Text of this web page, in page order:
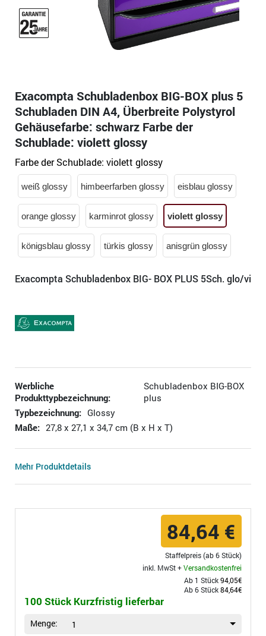
Exacompta Schubladenbox BIG-BOX plus 5
Schubladen DIN A4, Überbreite Polystyrol
Gehäusefarbe: schwarz Farbe der
Schublade: violett glossy
Farbe der Schublade: violett glossy
weiß glossy himbeerfarben glossy eisblau glossy
orange glossy karminrot glossy violett glossy
königsblau glossy türkis glossy anisgrün glossy
Exacompta Schubladenbox BIG- BOX PLUS 5Sch. glo/vi
Werbliche
Produkttypbezeichnung:
Schubladenbox BIG-BOX
plus
Typbezeichnung: Glossy
Maße: 27,8 x 27,1 x 34,7 cm (B x H x T)
Mehr Produktdetails
84,64 €
Staffelpreis (ab 6 Stück)
inkl. MwSt +Versandkostenfrei
Ab 1 Stück94,05€
Ab 6 Stück84,64€
100 Stück Kurzfristig lieferbar
Menge: 1